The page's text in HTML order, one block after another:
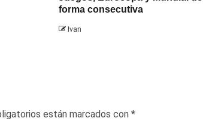
forma consecutiva
Ivan
están marcados con *